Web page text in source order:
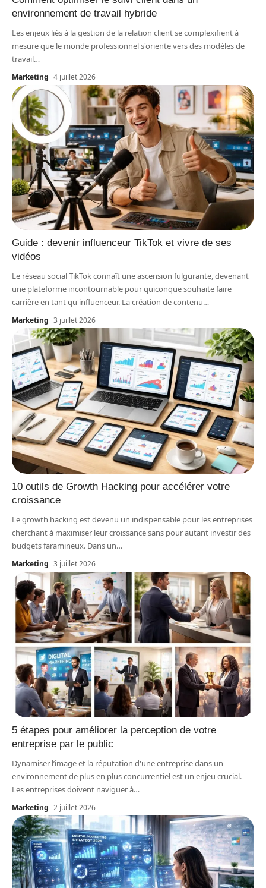
environnement de travail hybride
Les enjeux liés à la gestion de la relation client se complexifient à
mesure que le monde professionnel s'oriente vers des modèles de
travail…
Marketing 4 juillet 2026
Guide : devenir influenceur TikTok et vivre de ses
vidéos
Le réseau social TikTok connaît une ascension fulgurante, devenant
une plateforme incontournable pour quiconque souhaite faire
carrière en tant qu'influenceur. La création de contenu…
Marketing 3 juillet 2026
10 outils de Growth Hacking pour accélérer votre
croissance
Le growth hacking est devenu un indispensable pour les entreprises
cherchant à maximiser leur croissance sans pour autant investir des
budgets faramineux. Dans un…
Marketing 3 juillet 2026
5 étapes pour améliorer la perception de votre
entreprise par le public
Dynamiser l’image et la réputation d'une entreprise dans un
environnement de plus en plus concurrentiel est un enjeu crucial.
Les entreprises doivent naviguer à…
Marketing 2 juillet 2026